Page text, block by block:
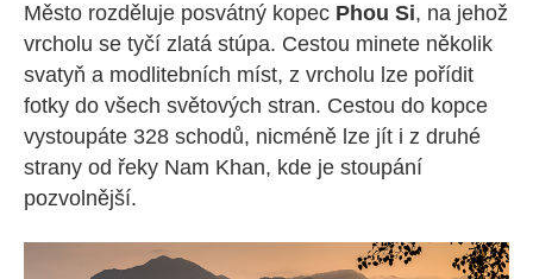
Město rozděluje posvátný kopec Phou Si, na jehož
vrcholu se tyčí zlatá stúpa. Cestou minete několik
svatyň a modlitebních míst, z vrcholu lze pořídit
fotky do všech světových stran. Cestou do kopce
vystoupáte 328 schodů, nicméně lze jít i z druhé
strany od řeky Nam Khan, kde je stoupání
pozvolnější.